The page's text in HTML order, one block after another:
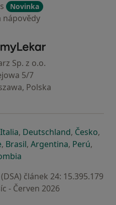
Novinka
nápovědy
ZnamyLekar - Hlavní stránka
Sp. z o.o.
5/7
Polska
nové záložce
otevře v nové záložce
Italiase otevře v nové záložce
, Deutschlandse otevře v
, Českose
,
záložce
v nové záložce
se otevře v nové záložce
, Brasilse otevře v nové
, Argentinase otevře v
, Perúse
,
článek 24: 15.395.179
- Červen 2026